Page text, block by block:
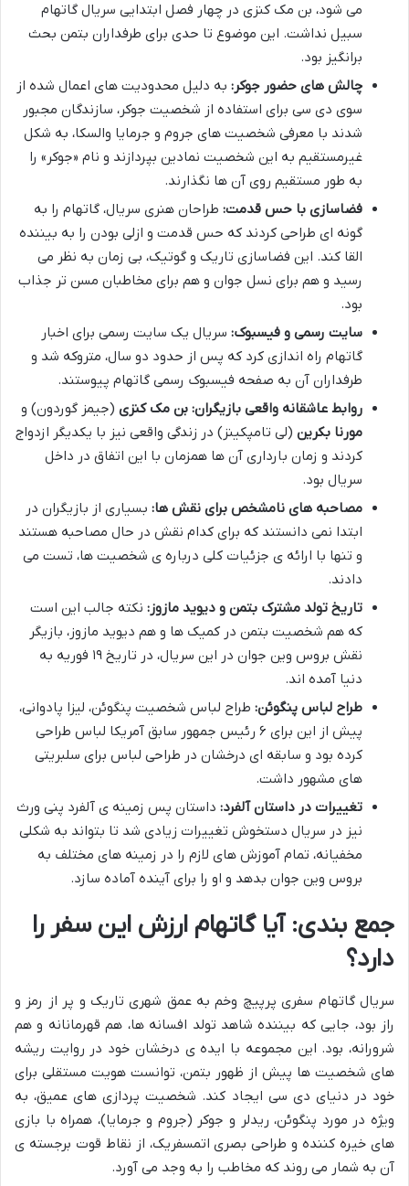
می شود، بن مک کنزی در چهار فصل ابتدایی سریال گاتهام
سبیل نداشت. این موضوع تا حدی برای طرفداران بتمن بحث
برانگیز بود.
چالش های حضور جوکر: به دلیل محدودیت های اعمال شده از
سوی دی سی برای استفاده از شخصیت جوکر، سازندگان مجبور
شدند با معرفی شخصیت های جروم و جرمایا والسکا، به شکل
غیرمستقیم به این شخصیت نمادین بپردازند و نام «جوکر» را
به طور مستقیم روی آن ها نگذارند.
فضاسازی با حس قدمت: طراحان هنری سریال، گاتهام را به
گونه ای طراحی کردند که حس قدمت و ازلی بودن را به بیننده
القا کند. این فضاسازی تاریک و گوتیک، بی زمان به نظر می
رسید و هم برای نسل جوان و هم برای مخاطبان مسن تر جذاب
بود.
سایت رسمی و فیسبوک: سریال یک سایت رسمی برای اخبار
گاتهام راه اندازی کرد که پس از حدود دو سال، متروکه شد و
طرفداران آن به صفحه فیسبوک رسمی گاتهام پیوستند.
روابط عاشقانه واقعی بازیگران: بن مک کنزی (جیمز گوردون) و
مورنا بکرین (لی تامپکینز) در زندگی واقعی نیز با یکدیگر ازدواج
کردند و زمان بارداری آن ها همزمان با این اتفاق در داخل
سریال بود.
مصاحبه های نامشخص برای نقش ها: بسیاری از بازیگران در
ابتدا نمی دانستند که برای کدام نقش در حال مصاحبه هستند
و تنها با ارائه ی جزئیات کلی درباره ی شخصیت ها، تست می
دادند.
تاریخ تولد مشترک بتمن و دیوید مازوز: نکته جالب این است
که هم شخصیت بتمن در کمیک ها و هم دیوید مازوز، بازیگر
نقش بروس وین جوان در این سریال، در تاریخ ۱۹ فوریه به
دنیا آمده اند.
طراح لباس پنگوئن: طراح لباس شخصیت پنگوئن، لیزا پادوانی،
پیش از این برای ۶ رئیس جمهور سابق آمریکا لباس طراحی
کرده بود و سابقه ای درخشان در طراحی لباس برای سلبریتی
های مشهور داشت.
تغییرات در داستان آلفرد: داستان پس زمینه ی آلفرد پنی ورث
نیز در سریال دستخوش تغییرات زیادی شد تا بتواند به شکلی
مخفیانه، تمام آموزش های لازم را در زمینه های مختلف به
بروس وین جوان بدهد و او را برای آینده آماده سازد.
جمع بندی: آیا گاتهام ارزش این سفر را
دارد؟
سریال گاتهام سفری پرپیچ وخم به عمق شهری تاریک و پر از رمز و
راز بود، جایی که بیننده شاهد تولد افسانه ها، هم قهرمانانه و هم
شرورانه، بود. این مجموعه با ایده ی درخشان خود در روایت ریشه
های شخصیت ها پیش از ظهور بتمن، توانست هویت مستقلی برای
خود در دنیای دی سی ایجاد کند. شخصیت پردازی های عمیق، به
ویژه در مورد پنگوئن، ریدلر و جوکر (جروم و جرمایا)، همراه با بازی
های خیره کننده و طراحی بصری اتمسفریک، از نقاط قوت برجسته ی
آن به شمار می روند که مخاطب را به وجد می آورد.